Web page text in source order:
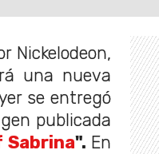
Nickelodeon,
una nueva
se entregó
publicada
Sabrina". En